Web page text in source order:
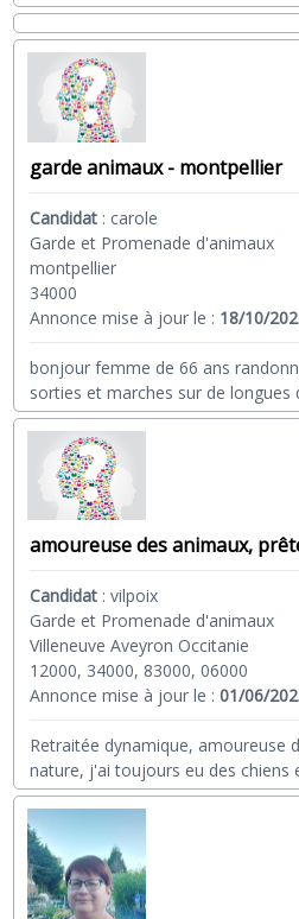
garde animaux - montpellier
Candidat : carole
Garde et Promenade d'animaux
montpellier
34000
Annonce mise à jour le : 18/10/
bonjour femme de 66 ans
sorties et marches sur de longues
amoureuse des animaux,
Candidat :vilpoix
Garde et Promenade d'animaux
Villeneuve Aveyron Occitanie
12000, 34000, 83000, 06000
Annonce mise à jour le :01/06/
Retraitée dynamique, amoureuse
nature, j'ai toujours eu des chiens